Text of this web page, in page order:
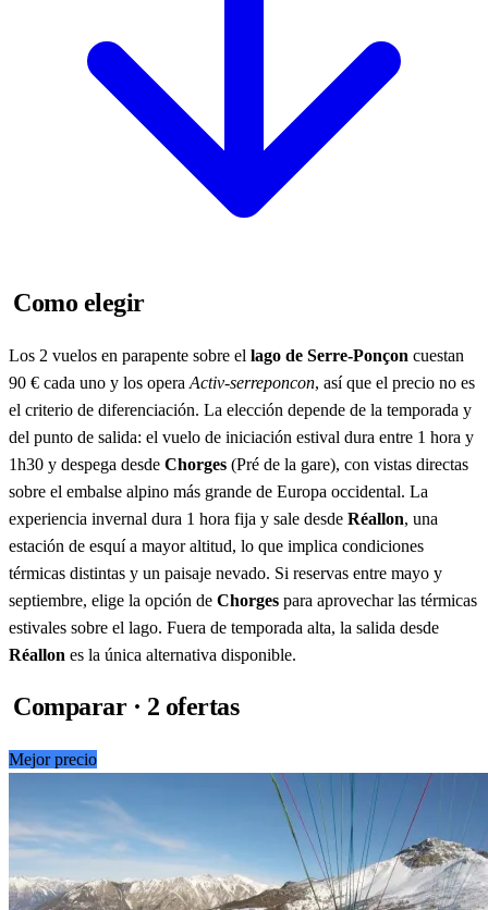
Como elegir
Los 2 vuelos en parapente sobre el lago de Serre-Ponçon cuestan
90 € cada uno y los opera Activ-serreponcon, así que el precio no es
el criterio de diferenciación. La elección depende de la temporada y
del punto de salida: el vuelo de iniciación estival dura entre 1 hora y
1h30 y despega desde Chorges (Pré de la gare), con vistas directas
sobre el embalse alpino más grande de Europa occidental. La
experiencia invernal dura 1 hora fija y sale desde Réallon, una
estación de esquí a mayor altitud, lo que implica condiciones
térmicas distintas y un paisaje nevado. Si reservas entre mayo y
septiembre, elige la opción de Chorges para aprovechar las térmicas
estivales sobre el lago. Fuera de temporada alta, la salida desde
Réallon es la única alternativa disponible.
Comparar · 2 ofertas
Mejor precio